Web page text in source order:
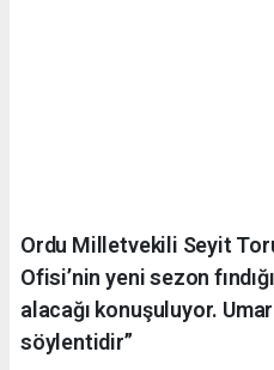
Ordu Milletvekili Seyit
Ofisi’nin yeni sezon
alacağı konuşuluyor.
söylentidir”